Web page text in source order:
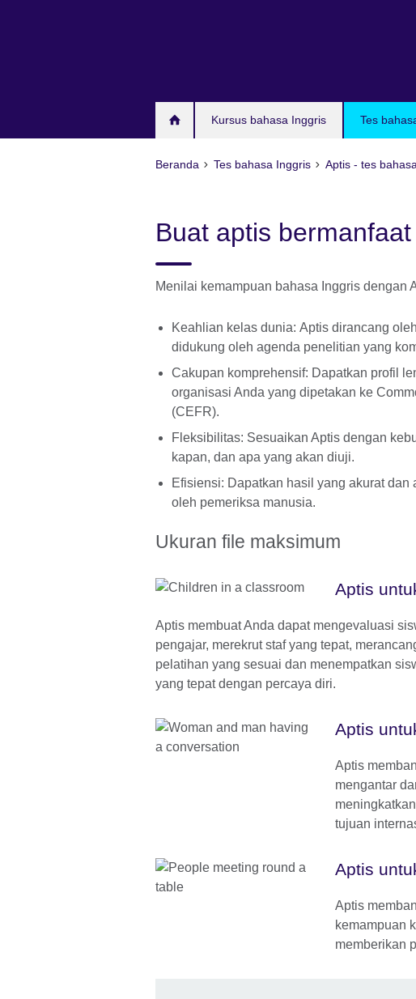
Kursus bahasa Inggris Tes
Beranda Tes bahasa Inggris Aptis - tes
Buat aptis
Menilai kemampuan bahasa Inggris dengan
Keahlian kelas dunia: Aptis dirancang
didukung oleh agenda penelitian yang
Cakupan komprehensif: Dapatkan profil
organisasi Anda yang dipetakan ke
(CEFR).
Fleksibilitas: Sesuaikan Aptis dengan
kapan, dan apa yang akan diuji.
Efisiensi: Dapatkan hasil yang akurat
oleh pemeriksa manusia.
Ukuran file maksimum
Aptis
Aptis membuat Anda dapat mengevaluasi
pengajar, merekrut staf yang tepat,
pelatihan yang sesuai dan menempatkan
yang tepat dengan percaya diri.
Aptis
Aptis
mengantar
tujuan
Aptis
Aptis
kemampuan
memberikan